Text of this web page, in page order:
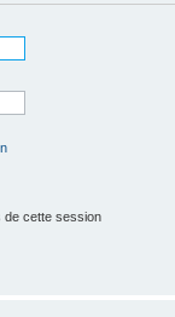
de cette session